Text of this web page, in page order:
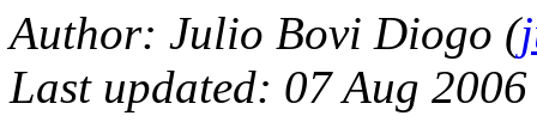
Author: Julio Bovi Diogo (
Last updated: 07 Aug 2006